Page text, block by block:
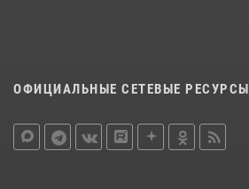
ОФИЦИАЛЬНЫЕ СЕТЕВЫЕ РЕСУРСЫ